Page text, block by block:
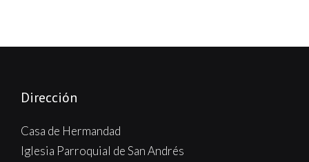
Dirección
Casa de Hermandad
Iglesia Parroquial de San Andrés